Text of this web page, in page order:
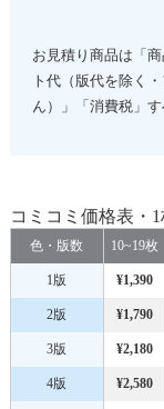
お見積り商品は「
ト代（版代を除く
ん）」「消費税」
コミコミ価格表・
色・版数 10~19枚
1版 ¥1,390
2版 ¥1,790
3版 ¥2,180
4版 ¥2,580